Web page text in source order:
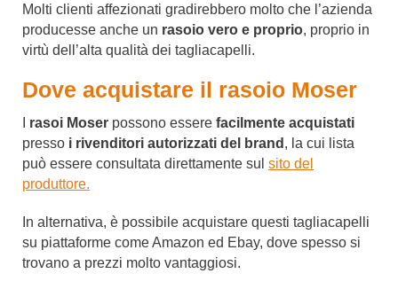
Molti clienti affezionati gradirebbero molto che l’azienda
producesse anche un rasoio vero e proprio, proprio in
virtù dell’alta qualità dei tagliacapelli.
Dove acquistare il rasoio Moser
rasoi Moser possono essere facilmente acquistati
presso i rivenditori autorizzati del brand , la cui lista
può essere consultata direttamente sul sito del
produttore.
In alternativa, è possibile acquistare questi tagliacapelli
su piattaforme come Amazon ed Ebay, dove spesso si
trovano a prezzi molto vantaggiosi.